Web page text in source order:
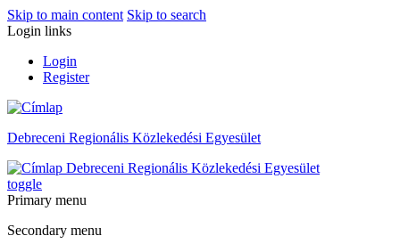
Skip to main content Skip to search
Login links
Login
Register
Debreceni Regionális Közlekedési Egyesület
Debreceni Regionális Közlekedési Egyesület
toggle
Primary menu
Secondary menu